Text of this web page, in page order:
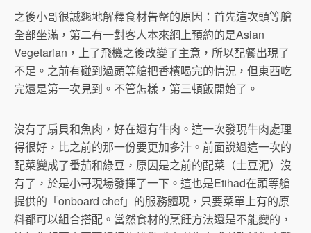
之後小哥很誠懇地解釋食材告罄的原因：首先這次頭等艙
全部坐滿，第二有一對客人本來網上預約的是Asian
Vegetarian，上了飛機之後改變了主意，所以配餐出現了
不足。之前有碰到過頭等艙把香檳喝完的情況，但東西吃
完還是第一次見到。不管怎樣，第三頓飯開始了。
沒有了扇貝和魚肉，好在還有牛肉。這一次發現牛肉處理
得很好，比之前的那一份要更加多汁。前面說過這一次的
配菜變成了番茄和綠豆，原因是之前的配菜（土豆泥）沒
有了，於是小哥現場發揮了一下。這也是Etihad在頭等艙
提供的「onboard chef」的服務體現，只要菜單上有的原
料都可以組合搭配。當然食材的烹飪方法還是不能變的，